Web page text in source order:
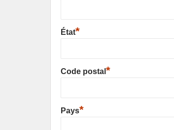
État*
Code postal *
Pays*